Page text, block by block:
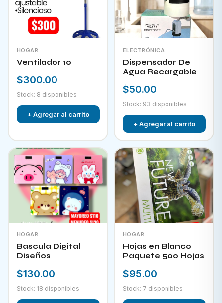
HOGAR
Ventilador 10
$300.00
Stock: 8 disponibles
+ Agregar al carrito
ELECTRÓNICA
Dispensador De
Agua Recargable
$50.00
Stock: 93 disponibles
+ Agregar al carrito
HOGAR
Bascula Digital
Diseños
$130.00
Stock: 18 disponibles
HOGAR
Hojas en Blanco
Paquete 500 Hojas
$95.00
Stock: 7 disponibles